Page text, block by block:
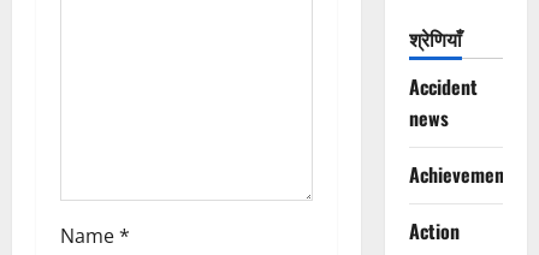
Name*
श्रेणियाँ
Accident
news
Achievements
Action